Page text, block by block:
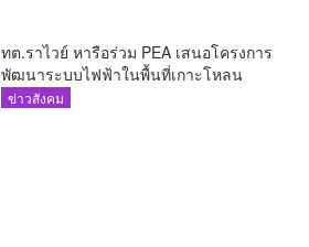
ทต.ราไวย์ หารือร่วม PEA เสนอโครงการ
พัฒนาระบบไฟฟ้าในพื้นที่เกาะโหลน
ข่าวสังคม